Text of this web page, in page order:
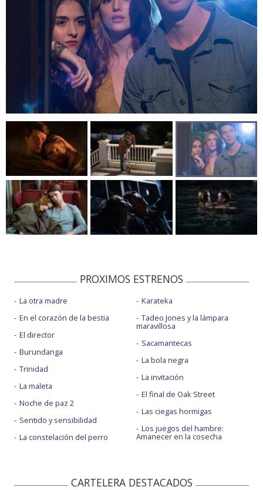
PROXIMOS ESTRENOS
La otra madre
En el corazón de la bestia
El director
Burundanga
Trinidad
La maleta
Noche de paz 2
Sentido y sensibilidad
La constelación del perro
Karateka
Tadeo Jones y la lámpara
maravillosa
Sacamantecas
La bola negra
La invitación
El final de Oak Street
Las ciegas hormigas
Los juegos del hambre:
Amanecer en la cosecha
CARTELERA DESTACADOS